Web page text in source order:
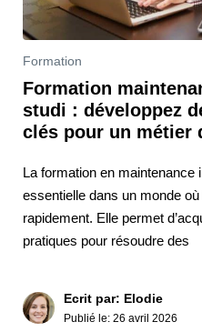
Formation
Formation
studi : développez
clés pour un métier
La formation en maintenance
essentielle dans un monde
rapidement. Elle permet
pratiques pour résoudre des
Ecrit par: Elodie
Publié le: 26 avril 2026